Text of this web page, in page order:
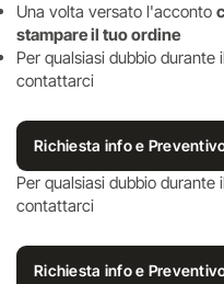
Una volta versato l'acconto
stampare il tuo ordine
Per qualsiasi dubbio durante
contattarci
Richiesta info e
Per qualsiasi dubbio durante
contattarci
Richiesta info e